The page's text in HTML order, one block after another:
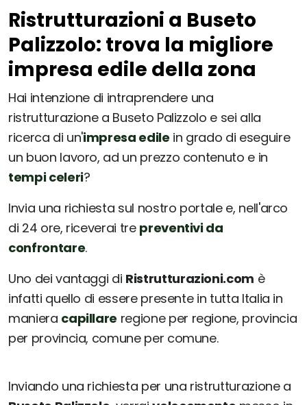
Ristrutturazioni a Buseto
Palizzolo: trova la migliore
impresa edile della zona
Hai intenzione di intraprendere una
ristrutturazione a Buseto Palizzolo e sei alla
ricerca di un'impresa edile in grado di eseguire
un buon lavoro, ad un prezzo contenuto e in
tempi celeri?
Invia una richiesta sul nostro portale e, nell'arco
di 24 ore, riceverai tre preventivi da
confrontare.
Uno dei vantaggi di Ristrutturazioni.com è
infatti quello di essere presente in tutta Italia in
maniera capillare regione per regione, provincia
per provincia, comune per comune.
Inviando una richiesta per una ristrutturazione a